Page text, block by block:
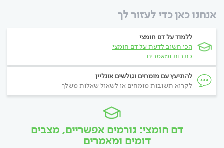
אנחנו כאן כדי לעזור לך
ללמוד על דם חומצי
הכי חשוב לדעת על דם חומצי
כתבות ומאמרים
להתיעץ עם מומחים וגולשים אונליין
לקרוא תשובות מומחים או לשאול שאלות משלך
דם חומצי: גורמים אפשריים, מצבים
דומים ומאמרים